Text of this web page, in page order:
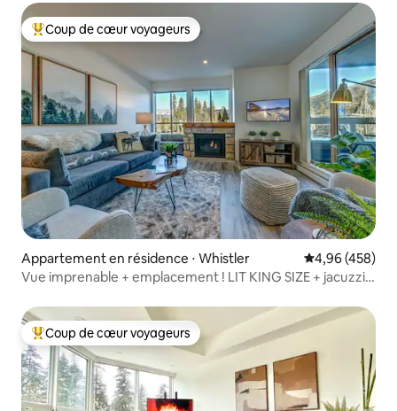
Coups de cœur voyageurs les plus appréciés
Coup de cœur voyageurs
Appartement en résidence ⋅ Whistler Évaluation
4,96 (458)
Vue imprenable + emplacement ! LIT KING SIZE + jacuzzi +
Coups de cœur voyageurs les plus appréciés
Coup de cœur voyageurs